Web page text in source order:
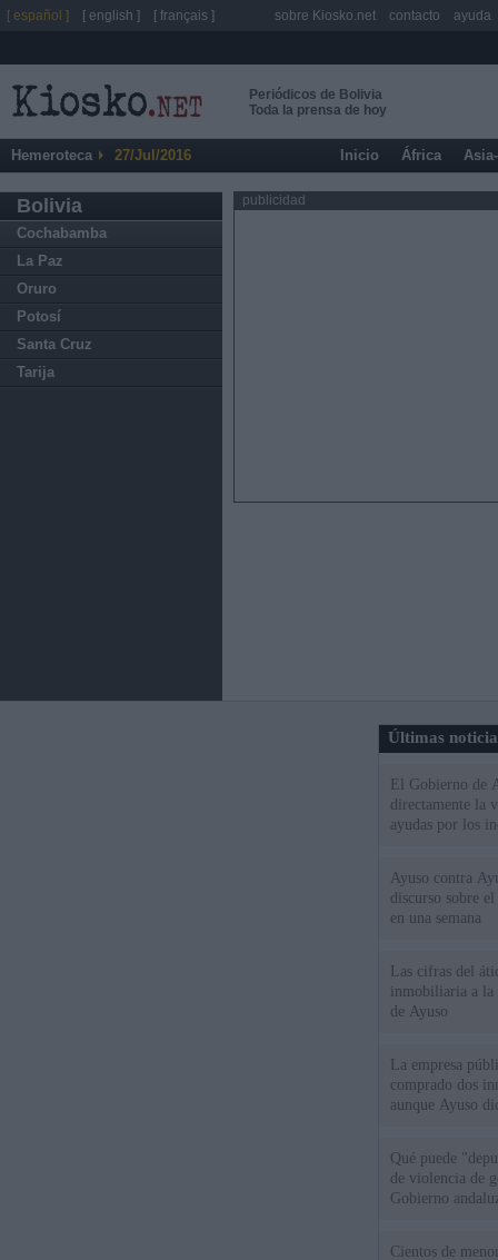
Periódicos de Bolivia
Toda la prensa de hoy
Hemeroteca 27/Jul/2016 Inicio África
Bolivia
Cochabamba
La Paz
Oruro
Potosí
Santa Cruz
Tarija
publicidad
Últimas
El Gobierno de
directamente la
ayudas por los
Ayuso contra
discurso sobre
en una semana
Las cifras del
inmobiliaria a la
de Ayuso
La empresa
comprado dos
aunque Ayuso
Qué puede
de violencia de
Gobierno
Cientos de
[ español ] [ english ] [ français ] sobre Kiosko.net contacto ayuda